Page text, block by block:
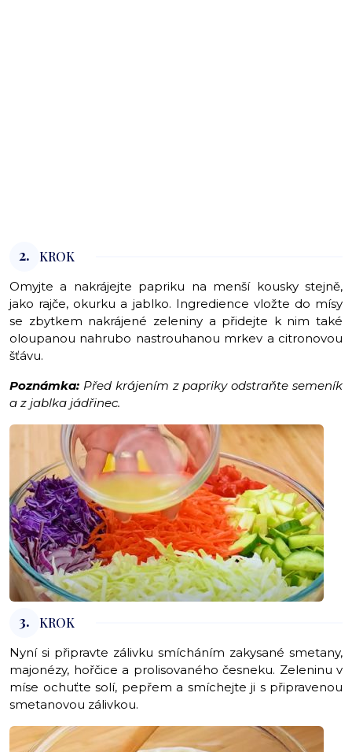
2. KROK
Omyjte a nakrájejte papriku na menší kousky stejně,
jako rajče, okurku a jablko. Ingredience vložte do mísy
se zbytkem nakrájené zeleniny a přidejte k nim také
oloupanou nahrubo nastrouhanou mrkev a citronovou
šťávu.
Poznámka: Před krájením z papriky odstraňte semeník
a z jablka jádřinec.
3. KROK
Nyní si připravte zálivku smícháním zakysané smetany,
majonézy, hořčice a prolisovaného česneku. Zeleninu v
míse ochuťte solí, pepřem a smíchejte ji s připravenou
smetanovou zálivkou.